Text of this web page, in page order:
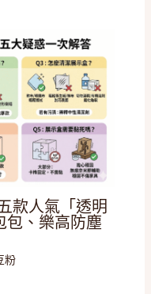
款人氣「透明
包、樂高防塵
粉